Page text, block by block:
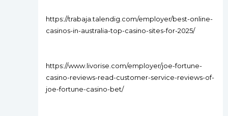
https://trabaja.talendig.com/employer/best-online-
casinos-in-australia-top-casino-sites-for-2025/
https://www.livorise.com/employer/joe-fortune-
casino-reviews-read-customer-service-reviews-of-
joe-fortune-casino-bet/